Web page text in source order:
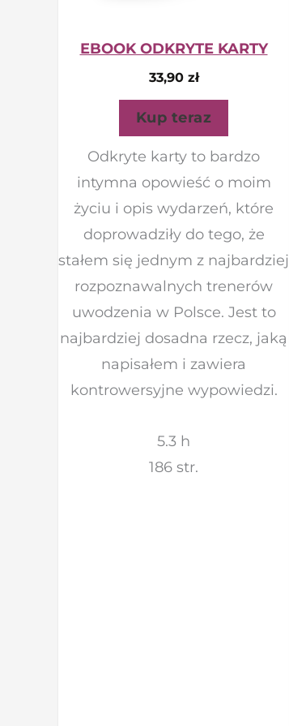
EBOOK ODKRYTE KARTY
33,90 zł
Kup teraz
Odkryte karty to bardzo
intymna opowieść o moim
życiu i opis wydarzeń, które
doprowadziły do tego, że
stałem się jednym z najbardziej
rozpoznawalnych trenerów
uwodzenia w Polsce. Jest to
najbardziej dosadna rzecz, jaką
napisałem i zawiera
kontrowersyjne wypowiedzi.
5.3 h
186 str.